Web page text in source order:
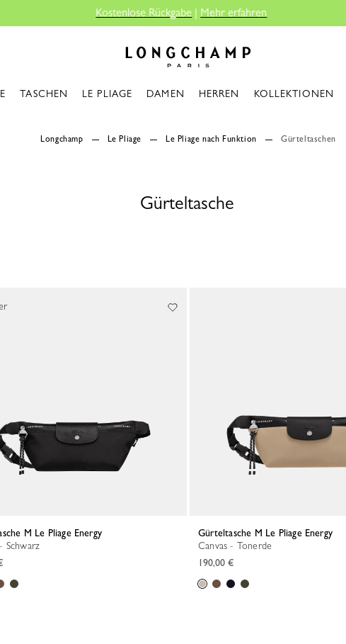
Mehr erfahren
TASCHEN LE PLIAGE DAMEN HERREN KOLLEKTIONEN
Longchamp Le Pliage Le Pliage nach Funktion Gürteltaschen
Gürteltasche
M Le Pliage Energy
- Schwarz
Gürteltasche M Le Pliage Energy
Canvas - Tonerde
190,00 €